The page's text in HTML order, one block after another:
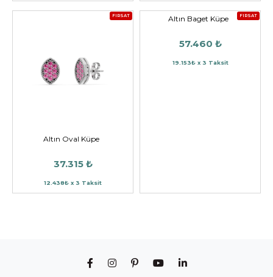
FIRSAT
Altın Oval Küpe
37.315 ₺
12.438₺ x 3 Taksit
FIRSAT
Altın Baget Küpe
57.460 ₺
19.153₺ x 3 Taksit